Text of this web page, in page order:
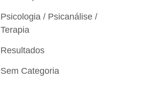
Psicologia / Psicanálise /
Terapia
Resultados
Sem Categoria